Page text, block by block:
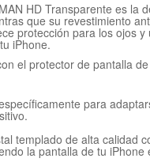
HD Transparente es
que su revestimiento
protección para los ojos
iPhone.
el protector de pantalla
para
templado de alta
la pantalla de tu iPhone